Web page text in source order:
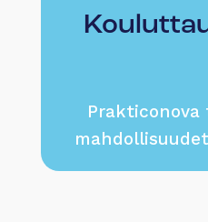
Prakticonova